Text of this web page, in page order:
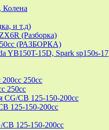
и т.д)
(Разборка)
(РАЗБОРКА)
15D, Spark sp150s-17
200cc 250cc
250cc
CG/CB 125-150-200cc
125-150-200cc
125-150-200cc